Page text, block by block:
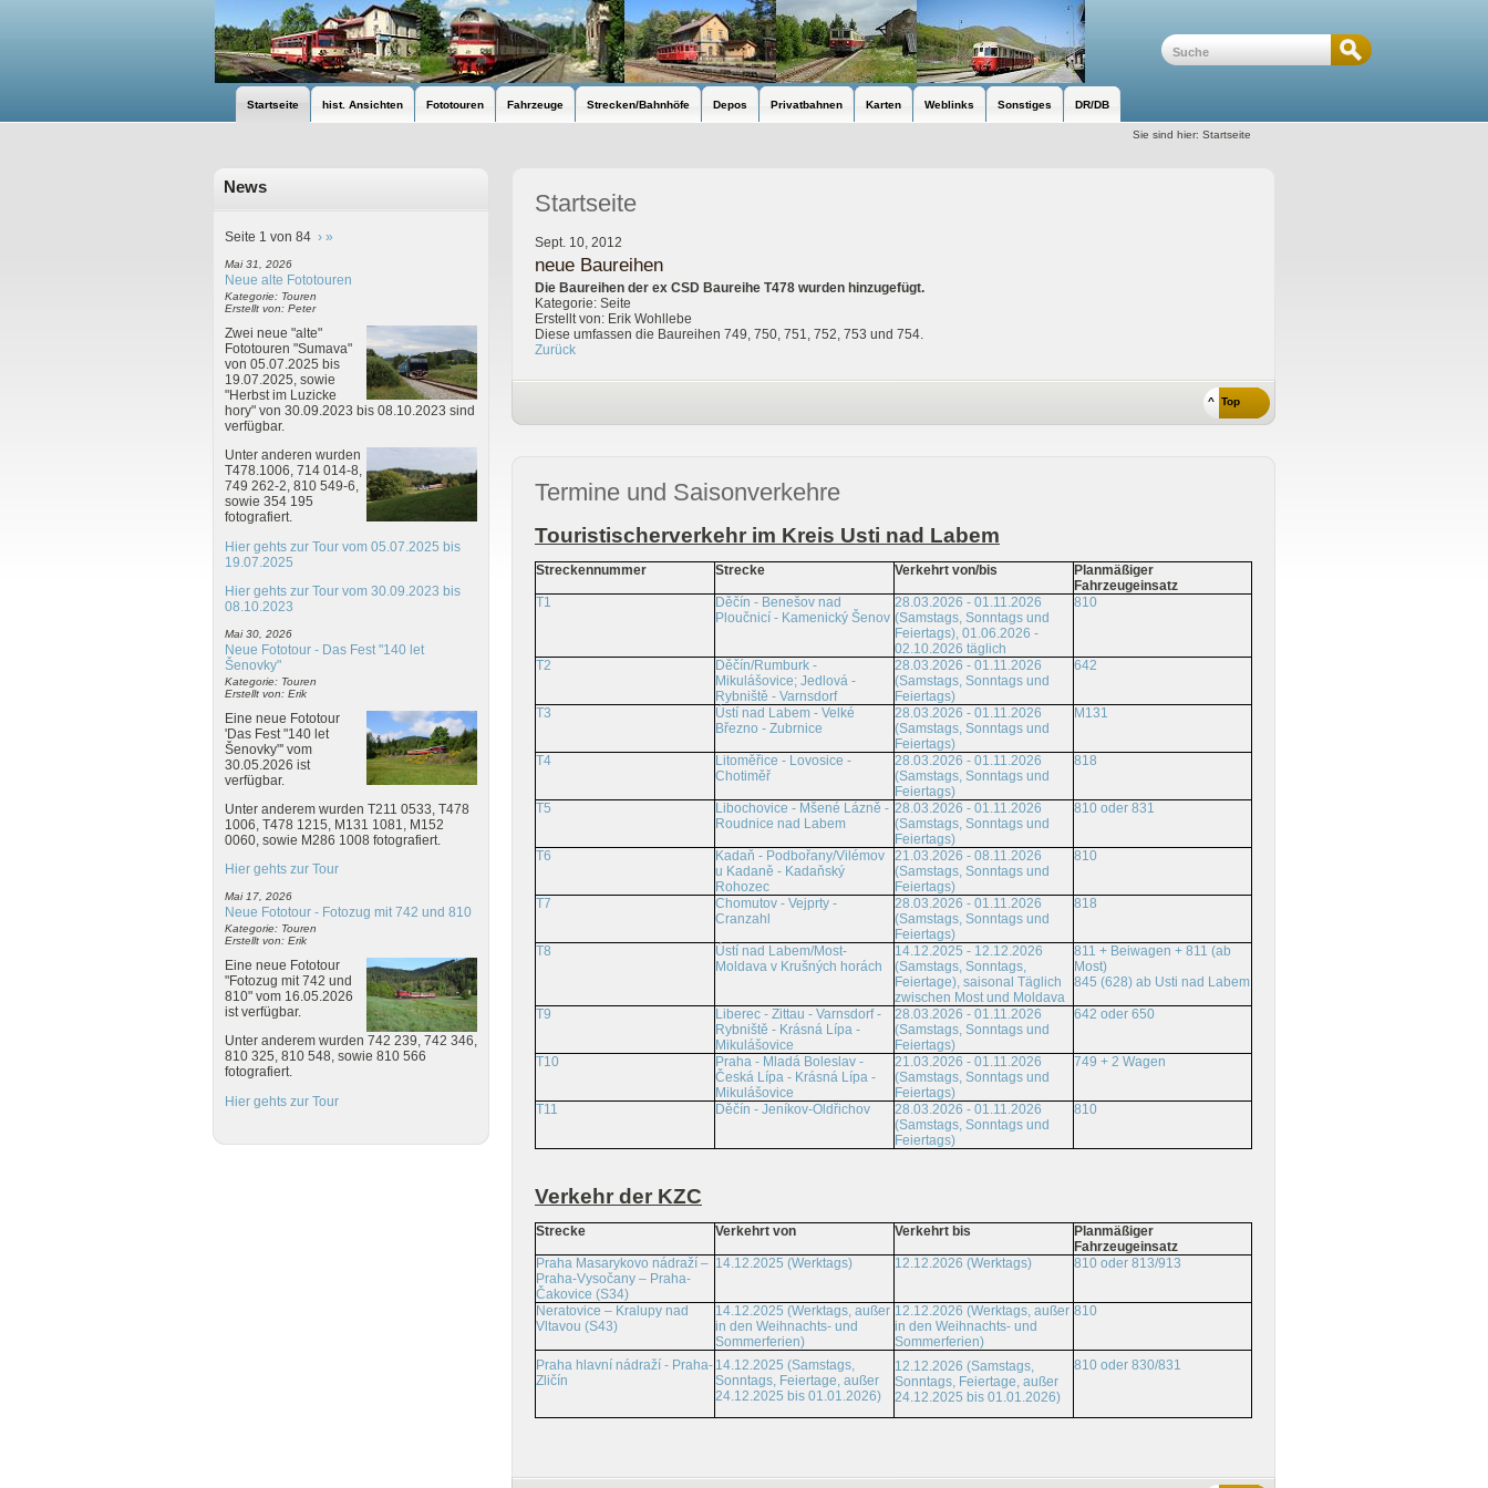
Startseite hist. Ansichten Fototouren Fahrzeuge Strecken/Bahnhöfe Depos Privatbahnen Karten Weblinks Sonstiges DR/DB
Sie sind hier:Startseite
News
Seite 1 von 84 › »
Mai 31, 2026
Neue alte Fototouren
Kategorie: Touren
Erstellt von: Peter
Zwei neue "alte"
Fototouren "Sumava"
von 05.07.2025 bis
19.07.2025, sowie
"Herbst im Luzicke
hory" von 30.09.2023 bis 08.10.2023 sind
verfügbar.
Unter anderen wurden
T478.1006, 714 014-8,
749 262-2, 810 549-6,
sowie 354 195
fotografiert.
Hier gehts zur Tour vom 05.07.2025 bis
19.07.2025
Hier gehts zur Tour vom 30.09.2023 bis
08.10.2023
Mai 30, 2026
Neue Fototour - Das Fest "140 let
Šenovky"
Kategorie: Touren
Erstellt von: Erik
Eine neue Fototour
'Das Fest "140 let
Šenovky"' vom
30.05.2026 ist
verfügbar.
Unter anderem wurden T211 0533, T478
1006, T478 1215, M131 1081, M152
0060, sowie M286 1008 fotografiert.
Hier gehts zur Tour
Mai 17, 2026
Neue Fototour - Fotozug mit 742 und 810
Kategorie: Touren
Erstellt von: Erik
Eine neue Fototour
"Fotozug mit 742 und
810" vom 16.05.2026
ist verfügbar.
Unter anderem wurden 742 239, 742 346,
810 325, 810 548, sowie 810 566
fotografiert.
Hier gehts zur Tour
Startseite
Sept. 10, 2012
neue Baureihen
Die Baureihen der ex CSD Baureihe T478 wurden hinzugefügt.
Kategorie: Seite
Erstellt von: Erik Wohllebe
Diese umfassen die Baureihen 749, 750, 751, 752, 753 und 754.
Zurück
^ Top
Termine und Saisonverkehre
Touristischerverkehr im Kreis Usti nad Labem
Streckennummer Strecke Verkehrt von/bis
Planmäßiger
Fahrzeugeinsatz
T1
Děčín - Benešov nad
Ploučnicí - Kamenický Šenov
28.03.2026 - 01.11.2026
(Samstags, Sonntags und
Feiertags), 01.06.2026 -
02.10.2026 täglich
810
T2
Děčín/Rumburk -
Mikulášovice; Jedlová -
Rybniště - Varnsdorf
28.03.2026 - 01.11.2026
(Samstags, Sonntags und
Feiertags)
642
T3
Ústí nad Labem - Velké
Březno - Zubrnice
28.03.2026 - 01.11.2026
(Samstags, Sonntags und
Feiertags)
M131
T4
Litoměřice - Lovosice -
Chotiměř
28.03.2026 - 01.11.2026
(Samstags, Sonntags und
Feiertags)
818
T5
Libochovice - Mšené Lázně -
Roudnice nad Labem
28.03.2026 - 01.11.2026
(Samstags, Sonntags und
Feiertags)
810 oder 831
T6
Kadaň - Podbořany/Vilémov
u Kadaně - Kadaňský
Rohozec
21.03.2026 - 08.11.2026
(Samstags, Sonntags und
Feiertags)
810
T7
Chomutov - Vejprty -
Cranzahl
28.03.2026 - 01.11.2026
(Samstags, Sonntags und
Feiertags)
818
T8
Ústí nad Labem/Most-
Moldava v Krušných horách
14.12.2025 - 12.12.2026
(Samstags, Sonntags,
Feiertage), saisonal Täglich
zwischen Most und Moldava
811 + Beiwagen + 811 (ab
Most)
845 (628) ab Usti nad Labem
T9
Liberec - Zittau - Varnsdorf -
Rybniště - Krásná Lípa -
Mikulášovice
28.03.2026 - 01.11.2026
(Samstags, Sonntags und
Feiertags)
642 oder 650
T10
Praha - Mladá Boleslav -
Česká Lípa - Krásná Lípa -
Mikulášovice
21.03.2026 - 01.11.2026
(Samstags, Sonntags und
Feiertags)
749 + 2 Wagen
T11 Děčín - Jeníkov-Oldřichov
28.03.2026 - 01.11.2026
(Samstags, Sonntags und
Feiertags)
810
Verkehr der KZC
Strecke Verkehrt von Verkehrt bis
Planmäßiger
Fahrzeugeinsatz
Praha Masarykovo nádraží –
Praha-Vysočany – Praha-
Čakovice (S34)
14.12.2025 (Werktags) 12.12.2026 (Werktags) 810 oder 813/913
Neratovice – Kralupy nad
Vltavou (S43)
14.12.2025 (Werktags, außer
in den Weihnachts- und
Sommerferien)
12.12.2026 (Werktags, außer
in den Weihnachts- und
Sommerferien)
810
Praha hlavní nádraží - Praha-
Zličín
14.12.2025 (Samstags,
Sonntags, Feiertage, außer
24.12.2025 bis 01.01.2026)
12.12.2026 (Samstags,
Sonntags, Feiertage, außer
24.12.2025 bis 01.01.2026)
810 oder 830/831